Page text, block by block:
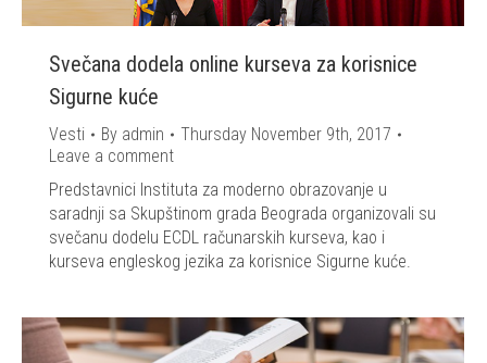
Svečana dodela online kurseva za korisnice
Sigurne kuće
Vesti By admin
Thursday November 9th, 2017
Leave a comment
Predstavnici Instituta za moderno obrazovanje u
saradnji sa Skupštinom grada Beograda organizovali su
svečanu dodelu ECDL računarskih kurseva, kao i
kurseva engleskog jezika za korisnice Sigurne kuće.